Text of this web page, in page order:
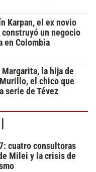
Karpan, el ex novio
un negocio
en Colombia
la hija de
el chico que
serie de Tévez
cuatro consultoras
Milei y la crisis de